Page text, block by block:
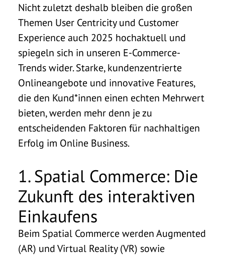
Nicht zuletzt deshalb bleiben die großen
Themen User Centricity und Customer
Experience auch 2025 hochaktuell und
spiegeln sich in unseren E-Commerce-
Trends wider.Starke, kundenzentrierte
Onlineangebote und innovative Features,
die den Kund*innen einen echten Mehrwert
bieten, werden mehr denn je zu
entscheidenden Faktoren für nachhaltigen
Erfolg im Online Business.
1. Spatial Commerce: Die
Zukunft des interaktiven
Einkaufens
Beim Spatial Commerce werden Augmented
(AR) und Virtual Reality (VR) sowie